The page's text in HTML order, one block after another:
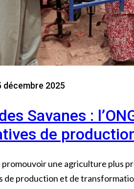
décembre 2025
Savanes :
de
promouvoir une agriculture plus
de production et de